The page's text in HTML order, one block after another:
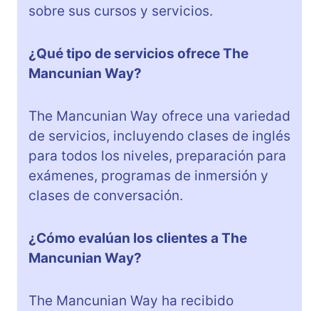
sobre sus cursos y servicios.
¿Qué tipo de servicios ofrece The
Mancunian Way?
The Mancunian Way ofrece una variedad
de servicios, incluyendo clases de inglés
para todos los niveles, preparación para
exámenes, programas de inmersión y
clases de conversación.
¿Cómo evalúan los clientes a The
Mancunian Way?
The Mancunian Way ha recibido